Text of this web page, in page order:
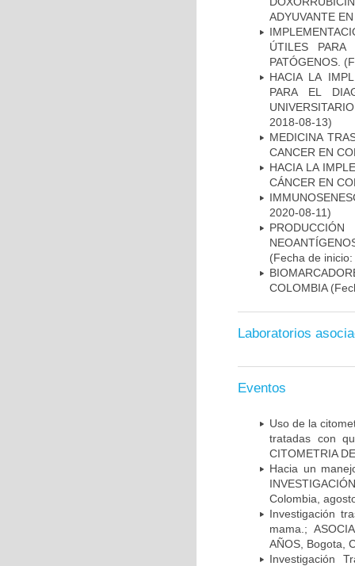
ADYUVANTE
ÚTILES
PATÓGENOS.
HACIA LA
PARA EL
2018-08-13)
MEDICINA
CANCER EN
HACIA LA
CÁNCER EN
2020-08-11)
(Fecha de
COLOMBIA
Laboratorios
Eventos
Uso de la
tratadas con
CITOMETRIA
Hacia un
Colombia,
Investigación
mama.;
AÑOS, Bogota,
Investigación